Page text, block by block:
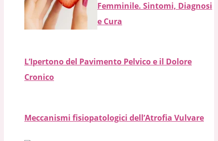
Femminile. Sintomi, Diagnosi
e Cura
L’Ipertono del Pavimento Pelvico e il Dolore
Cronico
Meccanismi fisiopatologici dell’Atrofia Vulvare